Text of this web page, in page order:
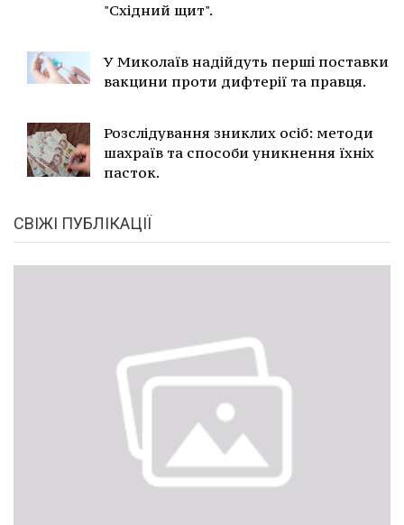
"Східний щит".
У Миколаїв надійдуть перші поставки
вакцини проти дифтерії та правця.
Розслідування зниклих осіб: методи
шахраїв та способи уникнення їхніх
пасток.
СВІЖІ ПУБЛІКАЦІЇ